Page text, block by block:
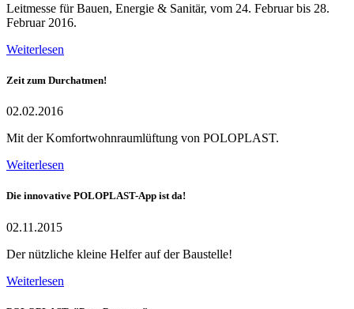
Leitmesse für Bauen, Energie & Sanitär, vom 24. Februar bis 28.
Februar 2016.
Weiterlesen
Zeit zum Durchatmen!
02.02.2016
Mit der Komfortwohnraumlüftung von POLOPLAST.
Weiterlesen
Die innovative POLOPLAST-App ist da!
02.11.2015
Der nützliche kleine Helfer auf der Baustelle!
Weiterlesen